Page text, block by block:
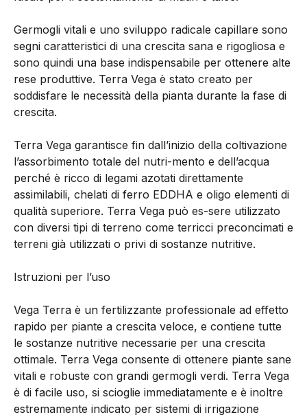
Germogli vitali e uno sviluppo radicale capillare sono
segni caratteristici di una crescita sana e rigogliosa e
sono quindi una base indispensabile per ottenere alte
rese produttive. Terra Vega è stato creato per
soddisfare le necessità della pianta durante la fase di
crescita.
Terra Vega garantisce fin dall’inizio della coltivazione
l’assorbimento totale del nutri-mento e dell’acqua
perché è ricco di legami azotati direttamente
assimilabili, chelati di ferro EDDHA e oligo elementi di
qualità superiore. Terra Vega può es-sere utilizzato
con diversi tipi di terreno come terricci preconcimati e
terreni già utilizzati o privi di sostanze nutritive.
Istruzioni per l’uso
Vega Terra è un fertilizzante professionale ad effetto
rapido per piante a crescita veloce, e contiene tutte
le sostanze nutritive necessarie per una crescita
ottimale. Terra Vega consente di ottenere piante sane
vitali e robuste con grandi germogli verdi. Terra Vega
è di facile uso, si scioglie immediatamente e è inoltre
estremamente indicato per sistemi di irrigazione